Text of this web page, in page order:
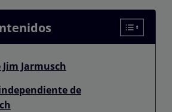
Jarmusch
de